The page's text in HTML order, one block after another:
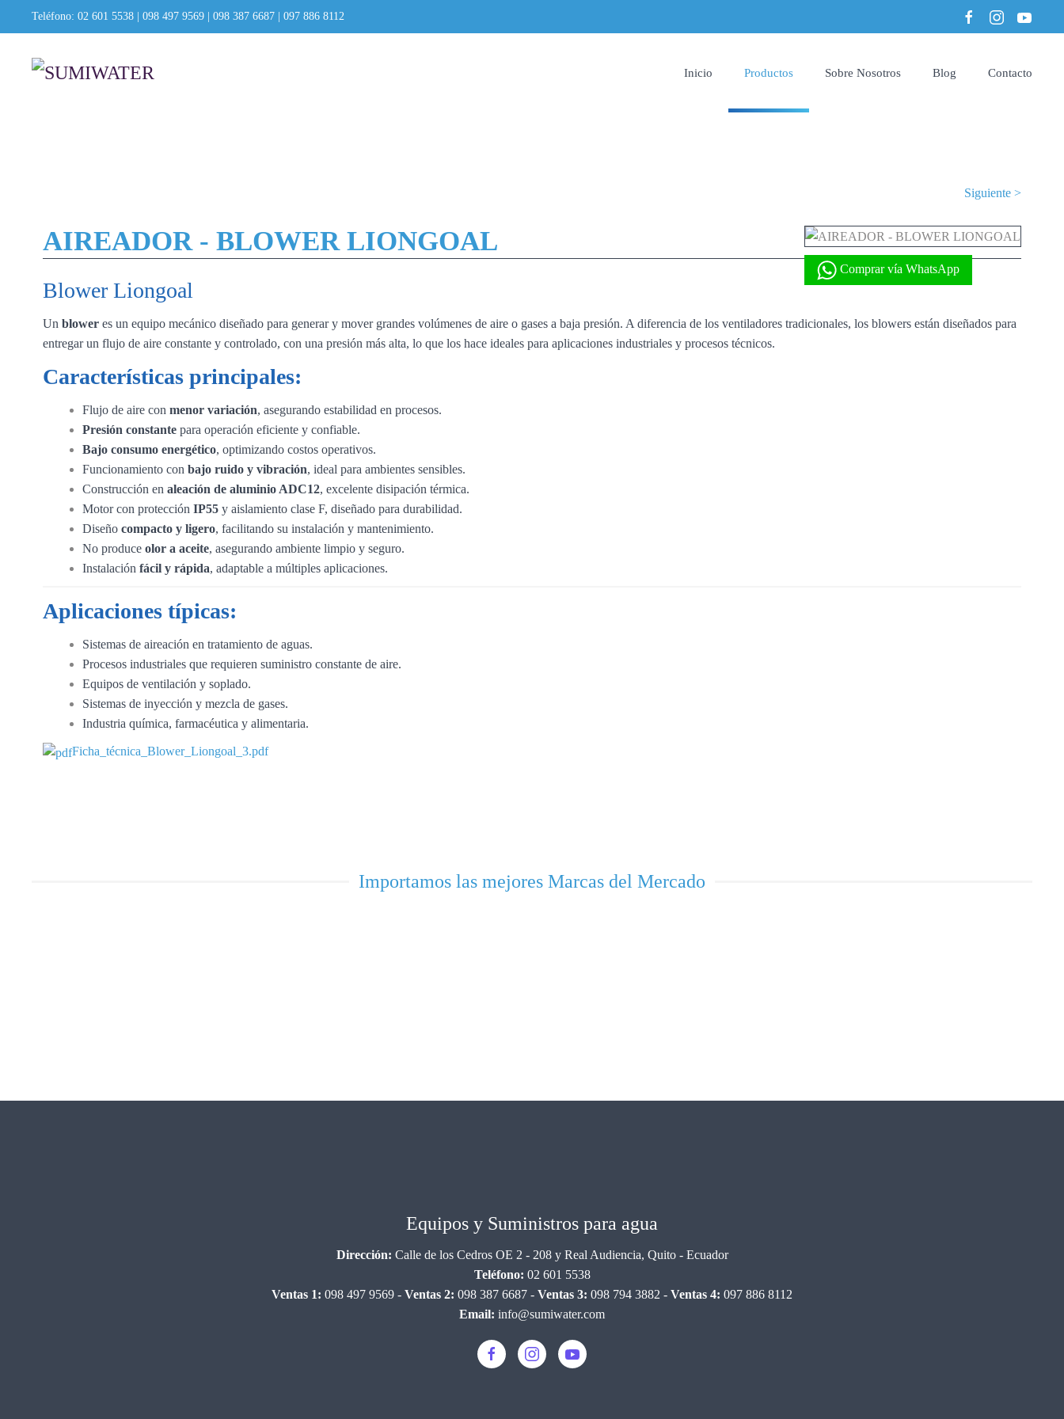
Teléfono: 02 601 5538 098 497 9569 098 387 6687 097 886 8112
Inicio Productos Sobre Nosotros Blog Contacto
Siguiente >
Comprar vía WhatsApp
AIREADOR - BLOWER LIONGOAL
Blower Liongoal
Un blower es un equipo mecánico diseñado para generar y mover grandes volúmenes de aire o gases a baja presión. A diferencia de los ventiladores tradicionales, los blowers están diseñados para
entregar un flujo de aire constante y controlado, con una presión más alta, lo que los hace ideales para aplicaciones industriales y procesos técnicos.
Características principales:
Flujo de aire con menor variación, asegurando estabilidad en procesos.
Presión constante para operación eficiente y confiable.
Bajo consumo energético, optimizando costos operativos.
Funcionamiento con bajo ruido y vibración, ideal para ambientes sensibles.
Construcción en aleación de aluminio ADC12, excelente disipación térmica.
Motor con protección IP55 y aislamiento clase F, diseñado para durabilidad.
Diseño compacto y ligero, facilitando su instalación y mantenimiento.
No produce olor a aceite, asegurando ambiente limpio y seguro.
Instalación fácil y rápida, adaptable a múltiples aplicaciones.
Aplicaciones típicas:
Sistemas de aireación en tratamiento de aguas.
Procesos industriales que requieren suministro constante de aire.
Equipos de ventilación y soplado.
Sistemas de inyección y mezcla de gases.
Industria química, farmacéutica y alimentaria.
Ficha_técnica_Blower_Liongoal_3.pdf
Importamos las mejores Marcas del Mercado
Equipos y Suministros para agua
Dirección: Calle de los Cedros OE 2 - 208 y Real Audiencia, Quito - Ecuador
Teléfono: 02 601 5538
Ventas 1: 098 497 9569 - Ventas 2: 098 387 6687 - Ventas 3: 098 794 3882 - Ventas 4: 097 886 8112
Email: info@sumiwater.com